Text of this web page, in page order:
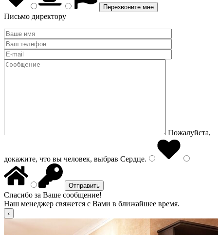
Письмо директору
Пожалуйста,
докажите, что вы человек, выбрав Сердце.
Спасибо за Ваше сообщение!
Наш менеджер свяжется с Вами в ближайшее время.